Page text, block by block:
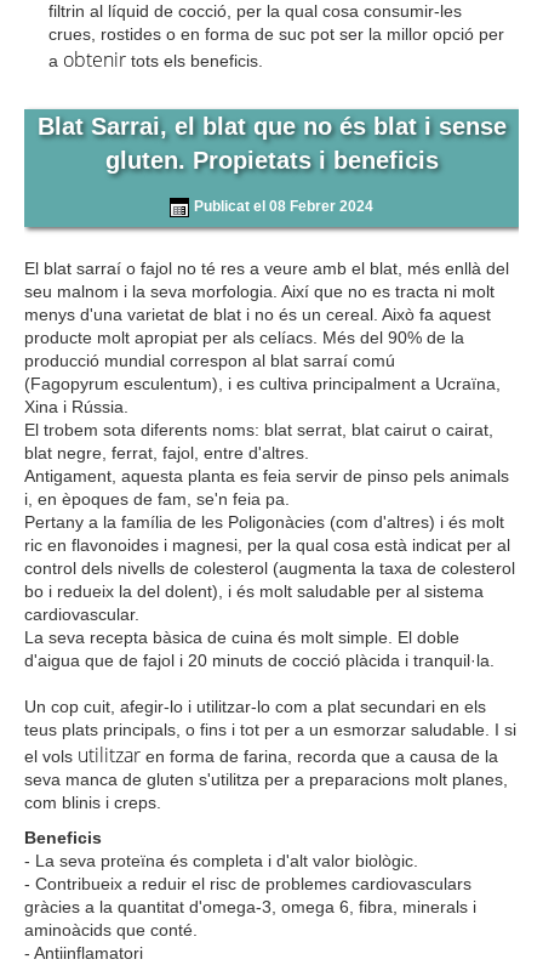
filtrin al líquid de cocció, per la qual cosa consumir-les
crues, rostides o en forma de suc pot ser la millor opció per
a obtenir tots els beneficis.
Blat Sarrai, el blat que no és blat i sense
gluten. Propietats i beneficis
Publicat el 08 Febrer 2024
El blat sarraí o fajol no té res a veure amb el blat, més enllà del
seu malnom i la seva morfologia. Així que no es tracta ni molt
menys d'una varietat de blat i no és un cereal. Això fa aquest
producte molt apropiat per als celíacs. Més del 90% de la
producció mundial correspon al blat sarraí comú
(Fagopyrum esculentum), i es cultiva principalment a Ucraïna,
Xina i Rússia.
El trobem sota diferents noms: blat serrat, blat cairut o cairat,
blat negre, ferrat, fajol, entre d'altres.
Antigament, aquesta planta es feia servir de pinso pels animals
i, en èpoques de fam, se'n feia pa.
Pertany a la família de les Poligonàcies (com d'altres) i és molt
ric en flavonoides i magnesi, per la qual cosa està indicat per al
control dels nivells de colesterol (augmenta la taxa de colesterol
bo i redueix la del dolent), i és molt saludable per al sistema
cardiovascular.
La seva recepta bàsica de cuina és molt simple. El doble
d'aigua que de fajol i 20 minuts de cocció plàcida i tranquil·la.
Un cop cuit, afegir-lo i utilitzar-lo com a plat secundari en els
teus plats principals, o fins i tot per a un esmorzar saludable. I si
el vols utilitzar en forma de farina, recorda que a causa de la
seva manca de gluten s'utilitza per a preparacions molt planes,
com blinis i creps.
Beneficis
- La seva proteïna és completa i d'alt valor biològic.
- Contribueix a reduir el risc de problemes cardiovasculars
gràcies a la quantitat d'omega-3, omega 6, fibra, minerals i
aminoàcids que conté.
- Antiinflamatori